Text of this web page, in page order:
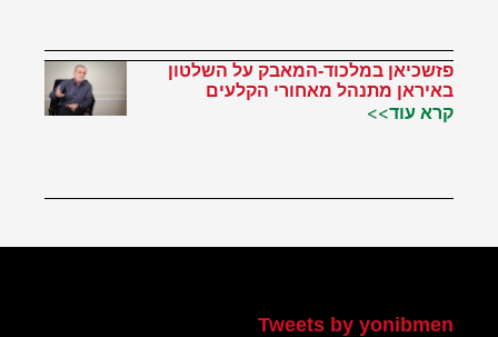
פזשכיאן במלכוד-המאבק על השלטון
באיראן מתנהל מאחורי הקלעים
קרא עוד>>
Tweets by yonibmen